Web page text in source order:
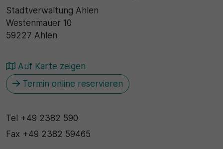
Stadtverwaltung Ahlen
Westenmauer 10
59227 Ahlen
Auf Karte zeigen
Termin online reservieren
Tel +49 2382 590
Fax +49 2382 59465